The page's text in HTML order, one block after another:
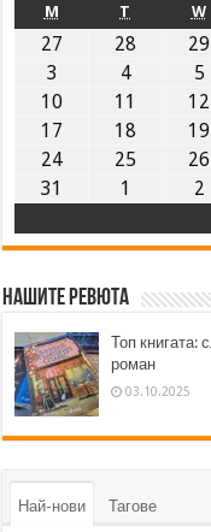
M T W
27 28 29
3
4 5
10
11 12
17
18 19
24
25 26
31
1 2
Нашите ревюта
Топ книгата:
роман
03.10.2025
Най-нови Тагове